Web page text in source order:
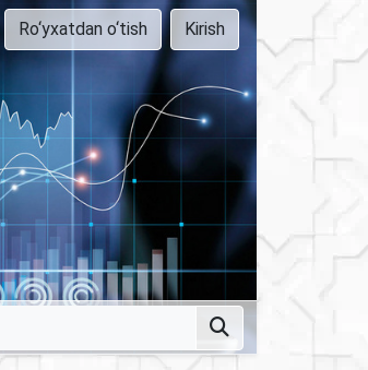
Ro‘yxatdan o‘tish Kirish